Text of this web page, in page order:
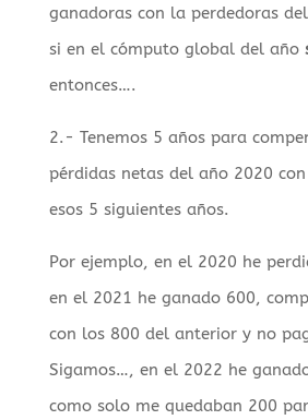
ganadoras con la perdedoras
si en el cómputo global del año
entonces….
2.- Tenemos 5 años para
pérdidas netas del año 2020
esos 5 siguientes años.
Por ejemplo, en el 2020 he
en el 2021 he ganado 600,
con los 800 del anterior y no
Sigamos…, en el 2022 he
como solo me quedaban 200